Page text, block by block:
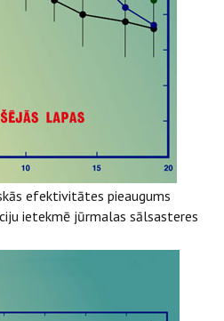
efektivitātes pieaugums
ietekmē jūrmalas sālsasteres